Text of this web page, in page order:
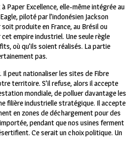
Paper Excellence, elle-même intégrée au
piloté par l’indonésien Jackson
soit produite en France, au Brésil ou
empire industriel. Une seule règle
où qu’ils soient réalisés. La partie
pas.
Il peut nationaliser les sites de Fibre
territoire. S’il refuse, alors il accepte
mondiale, de polluer davantage les
filière industrielle stratégique. Il accepte
en zones de déchargement pour des
pendant que nos usines ferment
Ce serait un choix politique. Un